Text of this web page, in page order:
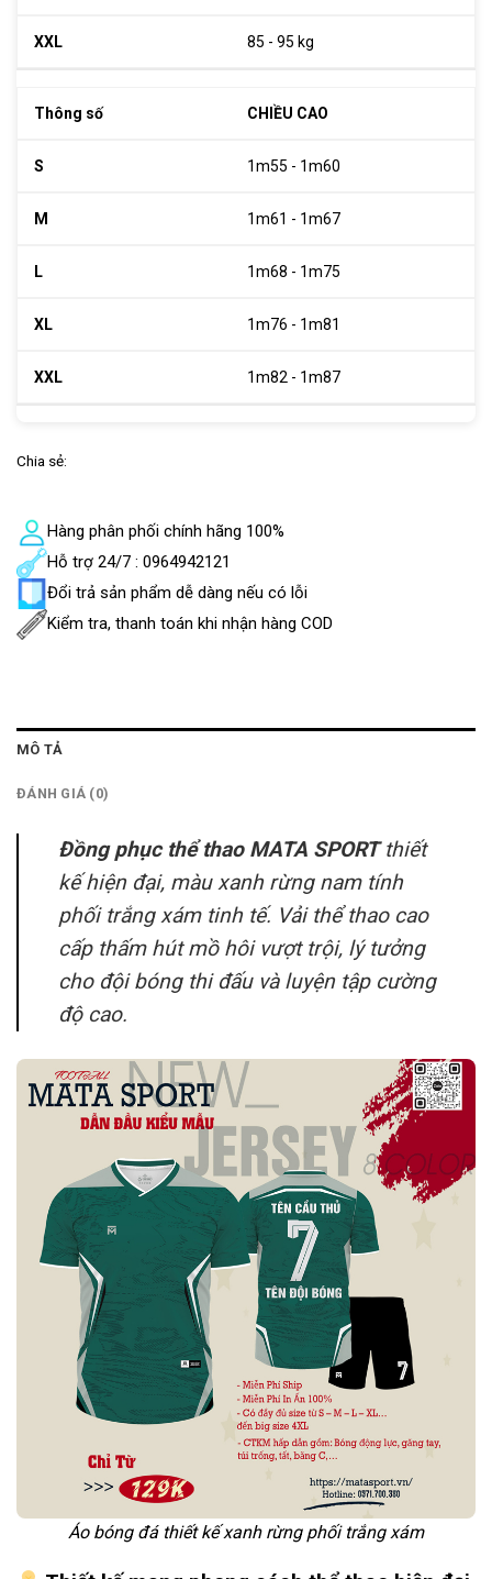
85 - 95 kg
CHIỀU CAO
1m55 - 1m60
1m61 - 1m67
1m68 - 1m75
1m76 - 1m81
1m82 - 1m87
Chia sẻ:
Hàng phân phối chính hãng 100%
Hỗ trợ 24/7 : 0964942121
Đổi trả sản phẩm dễ dàng nếu có lỗi
Kiểm tra, thanh toán khi nhận hàng COD
MÔ TẢ
ĐÁNH GIÁ (0)
Đồng phục thể thao MATA SPORTthiết
kế hiện đại, màu xanh rừng nam tính
phối trắng xám tinh tế. Vải thể thao cao
cấp thấm hút mồ hôi vượt trội, lý tưởng
cho đội bóng thi đấu và luyện tập cường
độ cao.
Áo bóng đá thiết kế xanh rừng phối trắng xám